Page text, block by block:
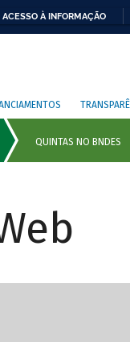
ACESSO À INFORMAÇÃO